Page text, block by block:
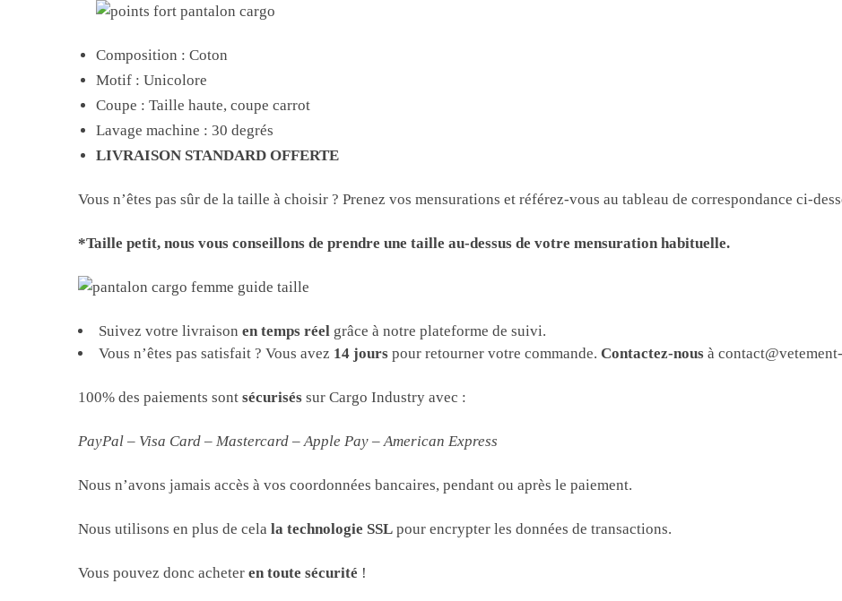
Composition : Coton
Motif : Unicolore
Coupe : Taille haute, coupe carrot
Lavage machine : 30 degrés
LIVRAISON STANDARD OFFERTE
Vous n’êtes pas sûr de la taille à choisir ? Prenez vos mensurations et référez-vous au tableau de correspondance ci-
*Taille petit, nous vous conseillons de prendre une taille au-dessus de votre mensuration habituelle.
Suivez votre livraisonen temps réel grâce à notre plateforme de suivi.
Vous n’êtes pas satisfait ? Vous avez 14 jours pour retourner votre commande.Contactez-nous à
100% des paiements sontsécurisés sur Cargo Industry avec :
PayPal – Visa Card – Mastercard – Apple Pay – American Express
Nous n’avons jamais accès à vos coordonnées bancaires, pendant ou après le paiement.
Nous utilisons en plus de celala technologie SSL pour encrypter les données de transactions.
Vous pouvez donc acheteren toute sécurité !